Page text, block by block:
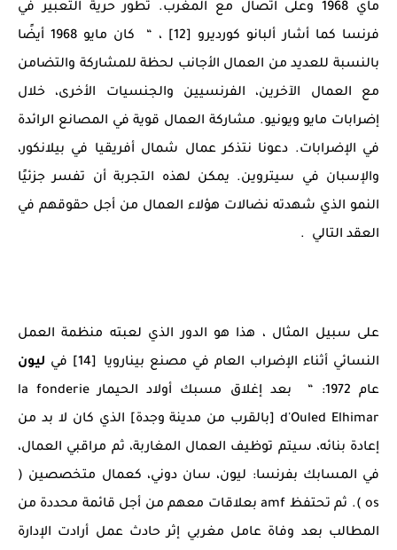
ماي 1968 وعلى اتصال مع المغرب. تطور حرية التعبير في
فرنسا كما أشار ألبانو كورديرو [12] ، “ كان مايو 1968 أيضًا
بالنسبة للعديد من العمال الأجانب لحظة للمشاركة والتضامن
مع العمال الآخرين، الفرنسيين والجنسيات الأخرى، خلال
إضرابات مايو ويونيو. مشاركة العمال قوية في المصانع الرائدة
في الإضرابات. دعونا نتذكر عمال شمال أفريقيا في بيلانكور،
والإسبان في سيتروين. يمكن لهذه التجربة أن تفسر جزئيًا
النمو الذي شهدته نضالات هؤلاء العمال من أجل حقوقهم في
العقد التالي .
على سبيل المثال ، هذا هو الدور الذي لعبته منظمة العمل
النسائي أثناء الإضراب العام في مصنع بينارويا [14] في
ليون
عام 1972: “ بعد إغلاق مسبك أولاد الحيمار la fonderie
d'Ouled Elhimar [بالقرب من مدينة وجدة] الذي كان لا بد من
إعادة بنائه، سيتم توظيف العمال المغاربة، ثم مراقبي العمال،
في المسابك بفرنسا: ليون، سان دوني، كعمال متخصصين (
os ). ثم تحتفظ amf بعلاقات معهم من أجل قائمة محددة من
المطالب بعد وفاة عامل مغربي إثر حادث عمل أرادت الإدارة